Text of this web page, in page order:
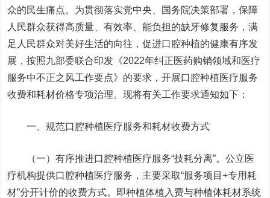
众的民生痛点。为贯彻落实党中央、国务院决策部署，保障
人民群众获得高质量、有效率、能负担的缺牙修复服务，满
足人民群众对美好生活的向往，促进口腔种植的健康有序发
展，按照九部委联合印发《2022年纠正医药购销领域和医疗
服务中不正之风工作要点》的要求，开展口腔种植医疗服务
收费和耗材价格专项治理。现将有关工作要求通知如下：
一、规范口腔种植医疗服务和耗材收费方式
（一）有序推进口腔种植医疗服务“技耗分离”。公立医
疗机构提供口腔种植医疗服务，主要采取“服务项目+专用耗
材”分开计价的收费方式。即种植体植入费与种植体耗材系统